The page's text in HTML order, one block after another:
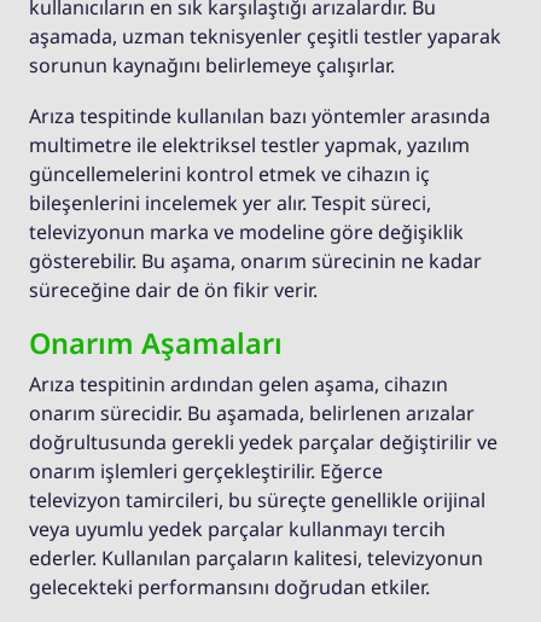
kullanıcıların en sık karşılaştığı arızalardır. Bu
aşamada, uzman teknisyenler çeşitli testler yaparak
sorunun kaynağını belirlemeye çalışırlar.
Arıza tespitinde kullanılan bazı yöntemler arasında
multimetre ile elektriksel testler yapmak, yazılım
güncellemelerini kontrol etmek ve cihazın iç
bileşenlerini incelemek yer alır. Tespit süreci,
televizyonun marka ve modeline göre değişiklik
gösterebilir. Bu aşama, onarım sürecinin ne kadar
süreceğine dair de ön fikir verir.
Onarım Aşamaları
Arıza tespitinin ardından gelen aşama, cihazın
onarım sürecidir. Bu aşamada, belirlenen arızalar
doğrultusunda gerekli yedek parçalar değiştirilir ve
onarım işlemleri gerçekleştirilir. Eğerce
televizyon tamircileri, bu süreçte genellikle orijinal
veya uyumlu yedek parçalar kullanmayı tercih
ederler. Kullanılan parçaların kalitesi, televizyonun
gelecekteki performansını doğrudan etkiler.